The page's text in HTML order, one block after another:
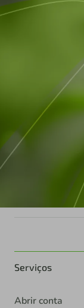
Serviços
Abrir conta